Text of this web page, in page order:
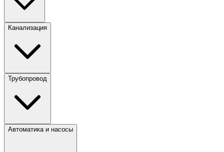
Канализация
Трубопровод
Автоматика и насосы